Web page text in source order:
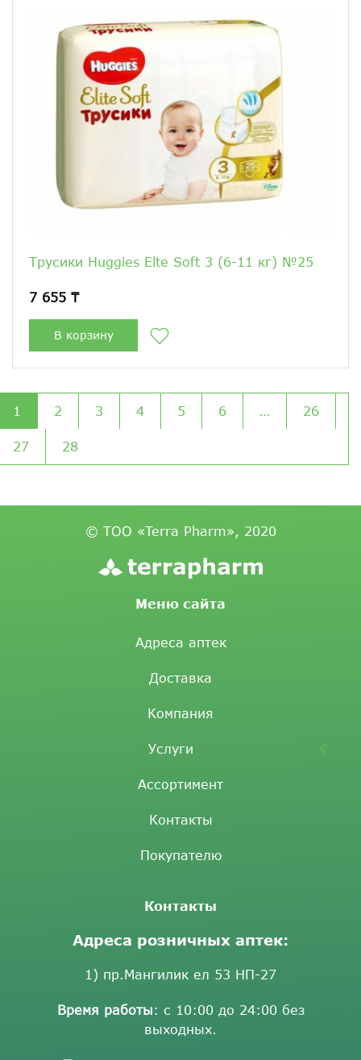
Трусики Huggies Elte Soft 3 (6-11 кг) №25
7 655 ₸
В корзину
1 2 3 4 5 6 … 26
27 28
© ТОО «Terra Pharm», 2020
Меню сайта
Адреса аптек
Доставка
Компания
Услуги
Ассортимент
Контакты
Покупателю
Контакты
Адреса розничных аптек:
1) пр.Мангилик ел 53 НП-27
Время работы: с 10:00 до 24:00 без
выходных.